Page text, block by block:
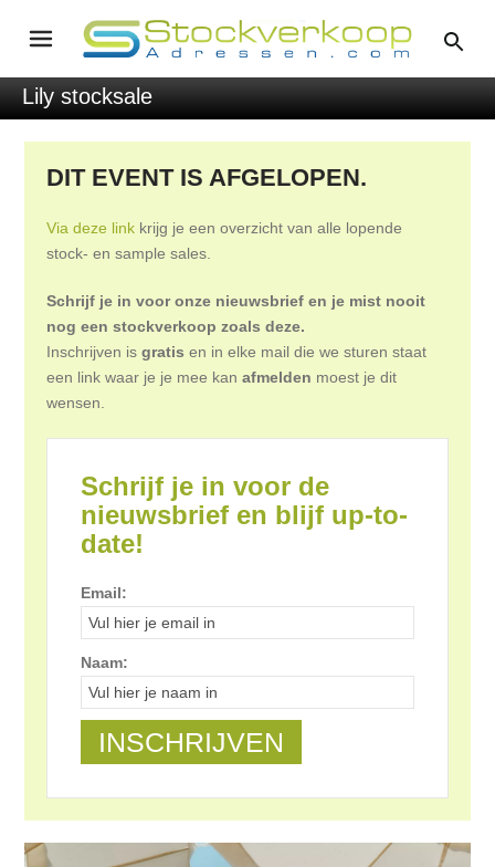
Lily stocksale
DIT EVENT IS AFGELOPEN.
Via deze link krijg je een overzicht van alle lopende
stock- en sample sales.
Schrijf je in voor onze nieuwsbrief en je mist nooit
nog een stockverkoop zoals deze.
Inschrijven isgratis en in elke mail die we sturen staat
een link waar je je mee kanafmelden moest je dit
wensen.
Schrijf je in voor de
nieuwsbrief en blijf up-to-
date!
Email:
Naam: